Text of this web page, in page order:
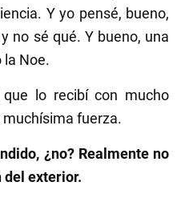
Y yo pensé, bueno,
no sé qué. Y bueno, una
la Noe.
lo recibí con mucho
muchísima fuerza.
¿no? Realmente no
exterior.